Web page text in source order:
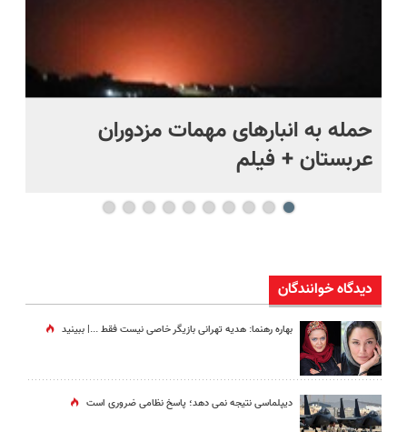
حمله به انبارهای مهمات مزدوران
عربستان + فیلم
دیدگاه خوانندگان
بهاره رهنما: هدیه تهرانی بازیگر خاصی نیست فقط ...|‌ ببینید
دیپلماسی نتیجه‌ نمی دهد؛ پاسخ نظامی ضروری است